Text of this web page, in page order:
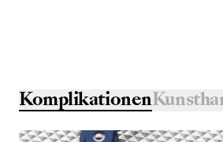
Komplikationen